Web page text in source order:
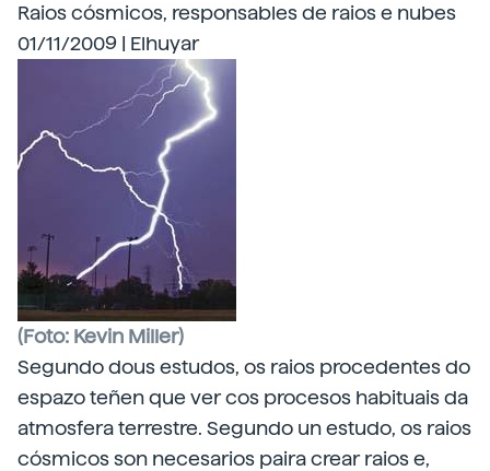
Raios cósmicos, responsables de raios e nubes
01/11/2009 | Elhuyar
(Foto: Kevin Miller)
Segundo dous estudos, os raios procedentes do
espazo teñen que ver cos procesos habituais da
atmosfera terrestre. Segundo un estudo, os raios
cósmicos son necesarios paira crear raios e,